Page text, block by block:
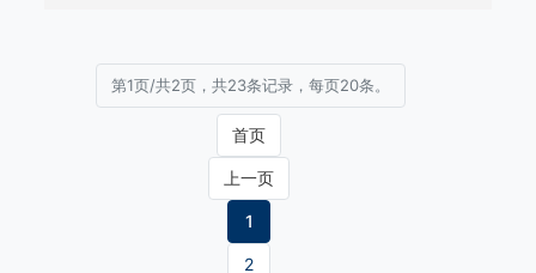
第1页/共2页，共23条记录，每页20条。
首页
上一页
1
2